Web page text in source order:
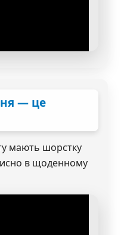
— це
мають шорстку
в щоденному